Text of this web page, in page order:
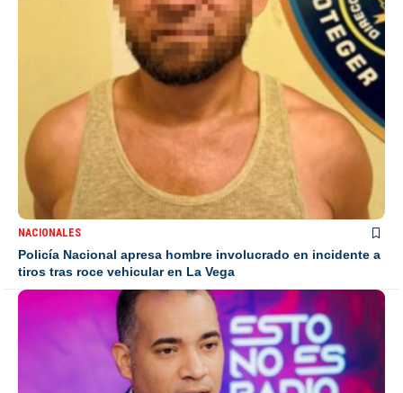
NACIONALES
Policía Nacional apresa hombre involucrado en incidente a
tiros tras roce vehicular en La Vega